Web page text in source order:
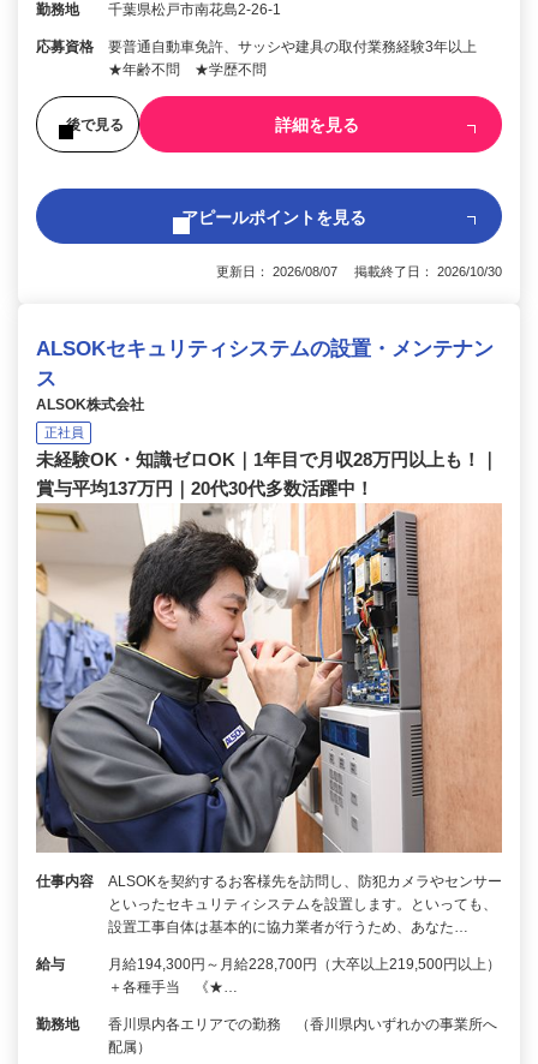
勤務地 千葉県松戸市南花島2-26-1
応募資格
要普通自動車免許、サッシや建具の取付業務経験3年以上
★年齢不問 ★学歴不問
後で見る 詳細を見る
アピールポイントを見る
更新日： 2026/08/07 掲載終了日： 2026/10/30
ALSOKセキュリティシステムの設置・メンテナン
ス
ALSOK株式会社
正社員
未経験OK・知識ゼロOK｜1年目で月収28万円以上も！｜
賞与平均137万円｜20代30代多数活躍中！
仕事内容
ALSOKを契約するお客様先を訪問し、防犯カメラやセンサー
といったセキュリティシステムを設置します。といっても、
設置工事自体は基本的に協力業者が行うため、あなた…
給与
月給194,300円～月給228,700円（大卒以上219,500円以上）
＋各種手当 《★…
勤務地
香川県内各エリアでの勤務 （香川県内いずれかの事業所へ
配属）